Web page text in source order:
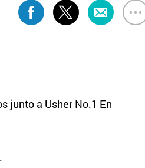
junto a Usher No.1 En